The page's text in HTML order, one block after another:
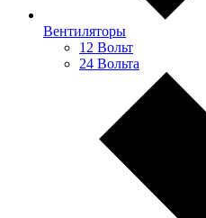
Вентиляторы
12 Вольт
24 Вольта